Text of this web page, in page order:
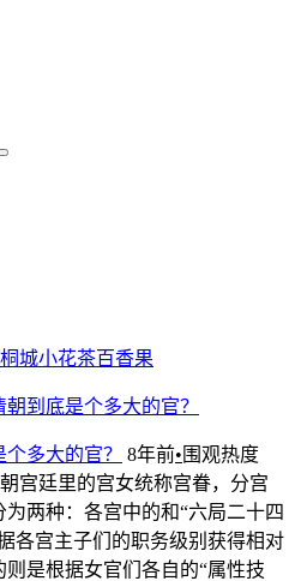
桐城小花茶百香果
多大的官？ 8年前• 围观热度
廷里的宫女统称宫眷，分宫
两种：各宫中的和“六局二十四
各宫主子们的职务级别获得相对
是根据女官们各自的“属性技